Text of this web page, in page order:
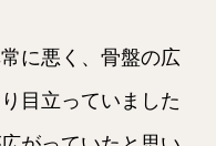
に悪く、骨盤の広
目立っていました